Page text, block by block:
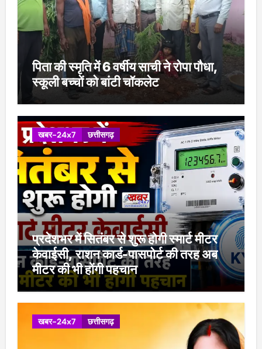
पिता की स्मृति में 6 वर्षीय साची ने रोपा पौधा,
स्कूली बच्चों को बांटी चॉकलेट
खबर-24x7 छत्तीसगढ़
प्रदेशभर में सितंबर से शुरू होगी स्मार्ट मीटर
केवाईसी, राशन कार्ड-पासपोर्ट की तरह अब
मीटर की भी होंगी पहचान
खबर-24x7 छत्तीसगढ़